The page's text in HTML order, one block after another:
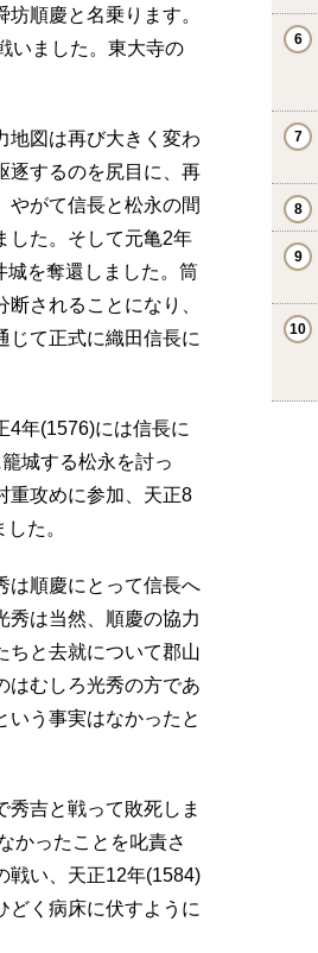
順慶と名乗ります。
いました。東大寺の
地図は再び大きく変わ
逐するのを尻目に、再
やがて信長と松永の間
した。そして元亀2年
城を奪還しました。筒
されることになり、
じて正式に織田信長に
4年(1576)には信長に
城する松永を討っ
重攻めに参加、天正8
た。
は順慶にとって信長へ
秀は当然、順慶の協力
ちと去就について郡山
はむしろ光秀の方であ
いう事実はなかったと
吉と戦って敗死しま
かったことを叱責さ
戦い、天正12年(1584)
どく病床に伏すように